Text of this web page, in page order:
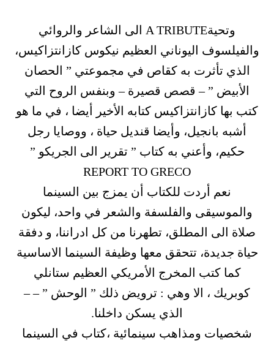
وتحيةA TRIBUTE الى الشاعر والروائي
والفيلسوف اليوناني العظيم نيكوس كازانتزاكيس،
الذي تأثرت به كقاص في مجموعتي ” الحصان
الأبيض ” – قصص قصيرة – وبنفس الروح التي
كتب بها كازانتزاكيس كتابه الأخير أيضا ، في ما هو
أشبه بانجيل، وأيضا قنديل حياة ، ووصايا رجل
حكيم، وأعني به كتاب ” تقرير الى الجريكو ”
REPORT TO GRECO
نعم أردت للكتاب أن يمزج بين السينما
والموسيقى والفلسفة والشعر في واحد، ليكون
صلاة الى المطلق، تطهرنا من كل ادراننا، و دفقة
حياة جديدة، تتحقق معها وظيفة السينما الاساسية
كما كتب المخرج الأمريكي العظيم ستانلي
كوبريك ، الا وهي : ترويض ذلك ” الوحش ” – –
الذي يسكن داخلنا.
شخصيات ومذاهب سينمائية ،كتاب في السينما